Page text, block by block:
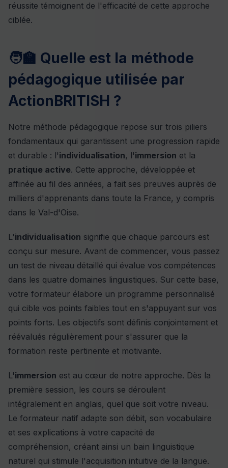
réussite témoignent de l'efficacité de cette approche
ciblée.
🧑‍🏫 Quelle est la méthode
pédagogique utilisée par
ActionBRITISH ?
Notre méthode pédagogique repose sur trois piliers
fondamentaux qui garantissent une progression rapide
et durable : l'individualisation, l'immersion et la
pratique active. Cette approche, développée et
affinée au fil des années, a fait ses preuves auprès de
milliers d'apprenants dans toute la France, y compris
dans le Val-d'Oise.
L'individualisation signifie que chaque parcours est
conçu sur mesure. Avant de commencer, vous passez
un test de niveau détaillé qui évalue vos compétences
dans les quatre domaines linguistiques. Sur cette base,
votre formateur élabore un programme personnalisé
qui cible vos points faibles tout en s'appuyant sur vos
points forts. Les objectifs sont définis conjointement et
réévalués régulièrement pour s'assurer que la
formation reste pertinente et motivante.
L'immersion est au cœur de notre approche. Dès la
première session, les cours se déroulent
intégralement en anglais, quel que soit votre niveau.
Le formateur natif adapte son débit, son vocabulaire
et ses explications à votre capacité de
compréhension, créant ainsi un bain linguistique
naturel qui stimule l'acquisition intuitive de la langue.